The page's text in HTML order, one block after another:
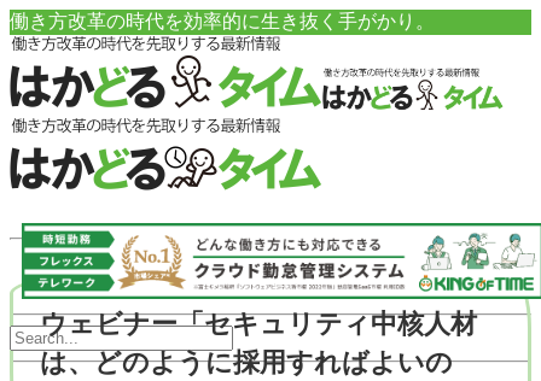
働き方改革の時代を効率的に生き抜く手がかり。
ウェビナー「セキュリティ中核人材
は、どのように採用すればよいの